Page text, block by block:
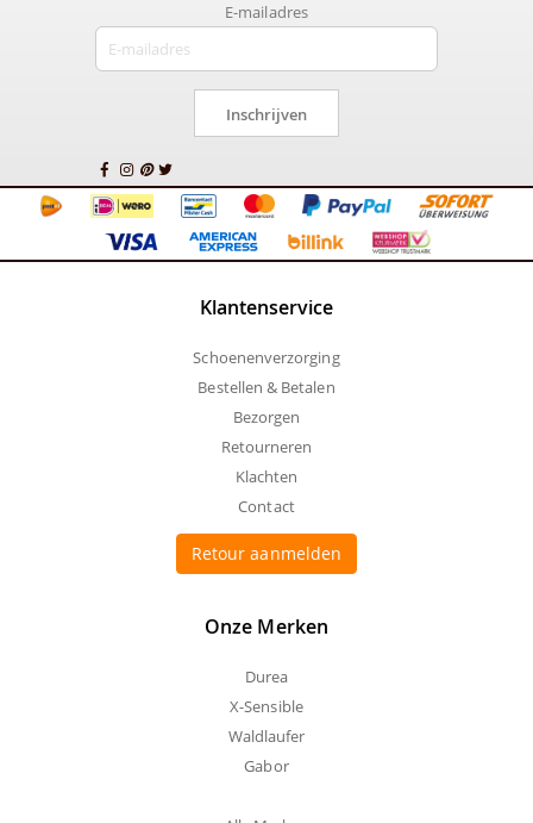
E-mailadres
Inschrijven
Klantenservice
Schoenenverzorging
Bestellen & Betalen
Bezorgen
Retourneren
Klachten
Contact
Retour aanmelden
Onze Merken
Durea
X-Sensible
Waldlaufer
Gabor